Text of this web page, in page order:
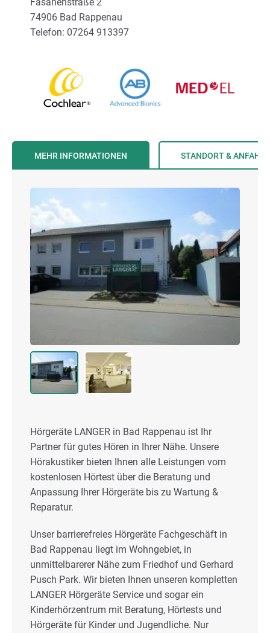
74906 Bad Rappenau
Telefon: 07264 913397
MEHR INFORMATIONEN STANDORT &
Hörgeräte LANGER in Bad Rappenau ist Ihr
Partner für gutes Hören in Ihrer Nähe. Unsere
Hörakustiker bieten Ihnen alle Leistungen vom
kostenlosen Hörtest über die Beratung und
Anpassung Ihrer Hörgeräte bis zu Wartung &
Reparatur.
Unser barrierefreies Hörgeräte Fachgeschäft in
Bad Rappenau liegt im Wohngebiet, in
unmittelbarerer Nähe zum Friedhof und Gerhard
Pusch Park. Wir bieten Ihnen unseren kompletten
LANGER Hörgeräte Service und sogar ein
Kinderhörzentrum mit Beratung, Hörtests und
Hörgeräte für Kinder und Jugendliche. Nur